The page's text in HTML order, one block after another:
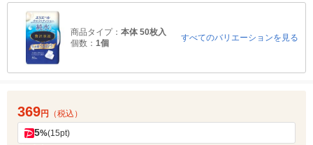
商品タイプ： 本体 50枚入
個数： 1個
すべてのバリエーションを見る
369円 （税込）
5%(15pt)